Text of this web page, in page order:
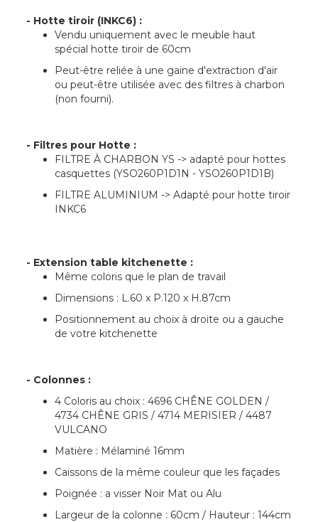
- Hotte tiroir (INKC6) :
Vendu uniquement avec le meuble haut
spécial hotte tiroir de 60cm
Peut-être reliée à une gaine d'extraction d'air
ou peut-être utilisée avec des filtres à charbon
(non fourni).
- Filtres pour Hotte :
FILTRE À CHARBON YS -> adapté pour hottes
casquettes (YSO260P1D1N - YSO260P1D1B)
FILTRE ALUMINIUM -> Adapté pour hotte tiroir
INKC6
- Extension table kitchenette :
Même coloris que le plan de travail
Dimensions : L.60 x P.120 x H.87cm
Positionnement au choix à droite ou a gauche
de votre kitchenette
- Colonnes :
4 Coloris au choix : 4696 CHÊNE GOLDEN /
4734 CHÊNE GRIS / 4714 MERISIER / 4487
VULCANO
Matière : Mélaminé 16mm
Caissons de la même couleur que les façades
Poignée : a visser Noir Mat ou Alu
Largeur de la colonne : 60cm / Hauteur : 144cm